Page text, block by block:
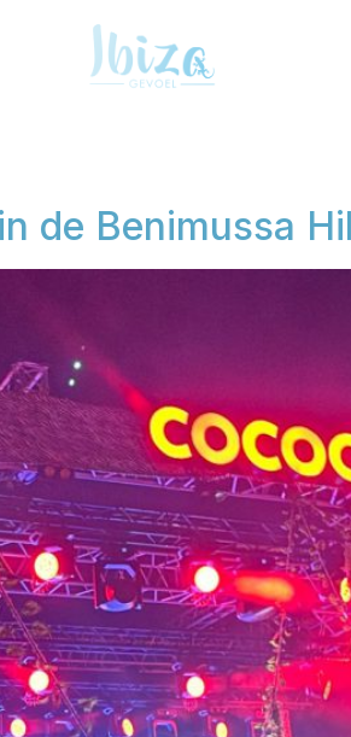
de Benimussa